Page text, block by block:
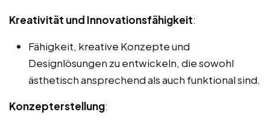
Kreativität und Innovationsfähigkeit:
Fähigkeit, kreative Konzepte und
Designlösungen zu entwickeln, die sowohl
ästhetisch ansprechend als auch funktional sind.
Konzepterstellung: